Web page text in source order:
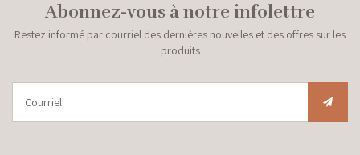
Abonnez-vous à notre infolettre
Restez informé par courriel des dernières nouvelles et des offres sur les
produits